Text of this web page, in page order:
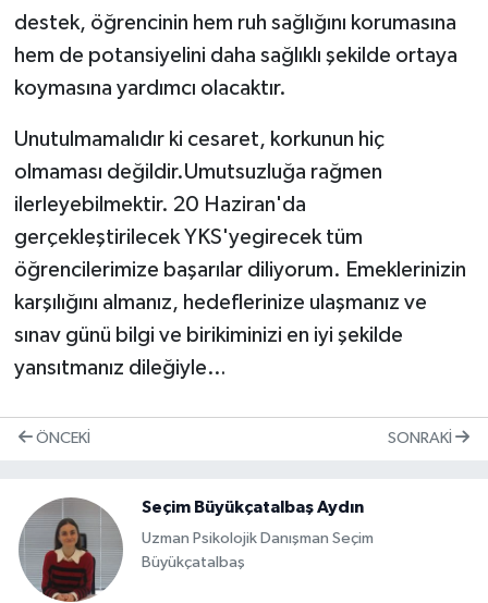
destek, öğrencinin hem ruh sağlığını korumasına
hem de potansiyelini daha sağlıklı şekilde ortaya
koymasına yardımcı olacaktır.
Unutulmamalıdır ki cesaret, korkunun hiç
olmaması değildir.Umutsuzluğa rağmen
ilerleyebilmektir. 20 Haziran'da
gerçekleştirilecek YKS'yegirecek tüm
öğrencilerimize başarılar diliyorum. Emeklerinizin
karşılığını almanız, hedeflerinize ulaşmanız ve
sınav günü bilgi ve birikiminizi en iyi şekilde
yansıtmanız dileğiyle…
ÖNCEKI SONRAKI
Seçim Büyükçatalbaş Aydın
Uzman Psikolojik Danışman Seçim
Büyükçatalbaş